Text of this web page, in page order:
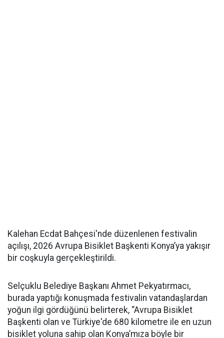
Kalehan Ecdat Bahçesi'nde düzenlenen festivalin
açılışı, 2026 Avrupa Bisiklet Başkenti Konya’ya yakışır
bir coşkuyla gerçekleştirildi.
Selçuklu Belediye Başkanı Ahmet Pekyatırmacı,
burada yaptığı konuşmada festivalin vatandaşlardan
yoğun ilgi gördüğünü belirterek, “Avrupa Bisiklet
Başkenti olan ve Türkiye'de 680 kilometre ile en uzun
bisiklet yoluna sahip olan Konya’mıza böyle bir